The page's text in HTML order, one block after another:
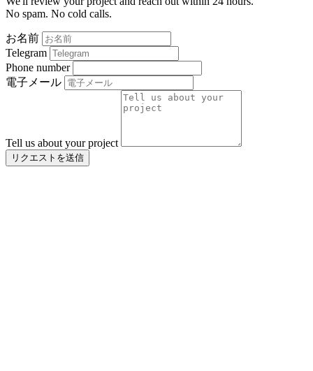
No spam. No cold calls.
お名前
Telegram
Phone number
電子メール
Tell us about your project
リクエストを送信